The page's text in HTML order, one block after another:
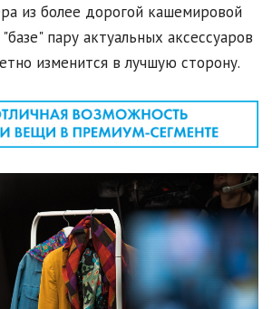
из более дорогой кашемировой
пару актуальных аксессуаров
изменится в лучшую сторону.